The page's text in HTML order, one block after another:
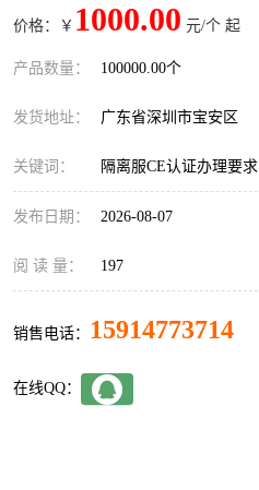
价格：￥ 1000.00 元/个 起
产品数量： 100000.00个
发货地址： 广东省深圳市宝安区
关键词： 隔离服CE认证办理要求
发布日期： 2026-08-07
阅 读 量： 197
销售电话： 15914773714
在线QQ：